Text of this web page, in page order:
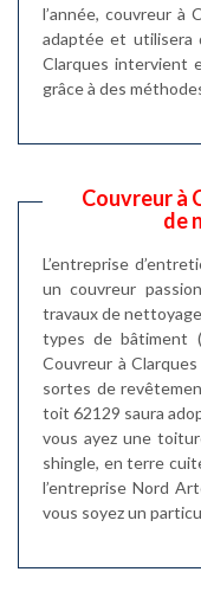
l’année, couvreur à
adaptée et utilisera
Clarques intervient
grâce à des
Couvreur à
de
L’entreprise
un couvreur
travaux de
types de bâtiment
Couvreur à
sortes de
toit 62129 saura
vous ayez une
shingle, en terre
l’entreprise Nord
vous soyez un